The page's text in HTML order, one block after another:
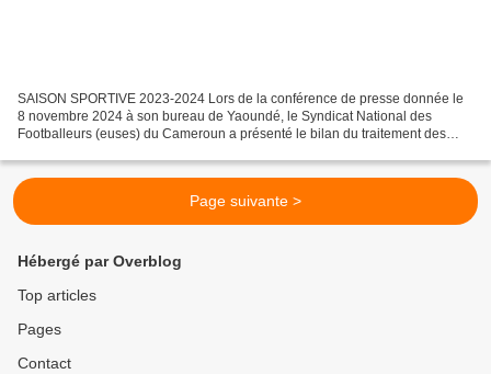
SAISON SPORTIVE 2023-2024 Lors de la conférence de presse donnée le
8 novembre 2024 à son bureau de Yaoundé, le Syndicat National des
Footballeurs (euses) du Cameroun a présenté le bilan du traitement des
Page suivante >
Hébergé par Overblog
Top articles
Pages
Contact